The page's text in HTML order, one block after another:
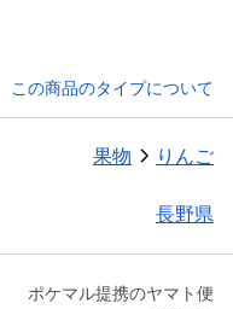
この商品のタイプについて
果物 りんご
長野県
ポケマル提携のヤマト便